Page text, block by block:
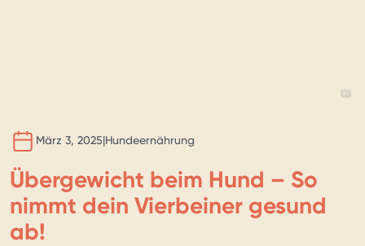
März 3, 2025|Hundeernährung
Übergewicht beim Hund – So
nimmt dein Vierbeiner gesund
ab!